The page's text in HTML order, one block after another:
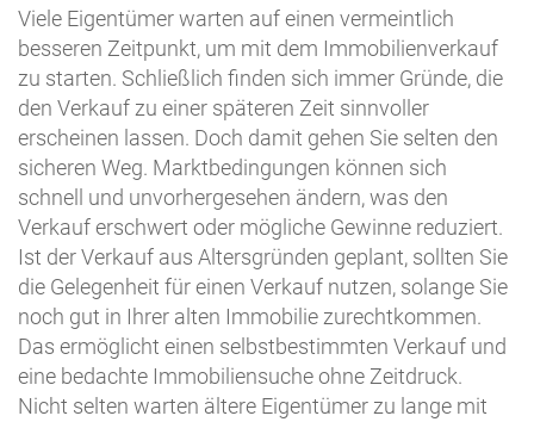
Viele Eigentümer warten auf einen vermeintlich
besseren Zeitpunkt, um mit dem Immobilienverkauf
zu starten. Schließlich finden sich immer Gründe, die
den Verkauf zu einer späteren Zeit sinnvoller
erscheinen lassen. Doch damit gehen Sie selten den
sicheren Weg. Marktbedingungen können sich
schnell und unvorhergesehen ändern, was den
Verkauf erschwert oder mögliche Gewinne reduziert.
Ist der Verkauf aus Altersgründen geplant, sollten Sie
die Gelegenheit für einen Verkauf nutzen, solange Sie
noch gut in Ihrer alten Immobilie zurechtkommen.
Das ermöglicht einen selbstbestimmten Verkauf und
eine bedachte Immobiliensuche ohne Zeitdruck.
Nicht selten warten ältere Eigentümer zu lange mit